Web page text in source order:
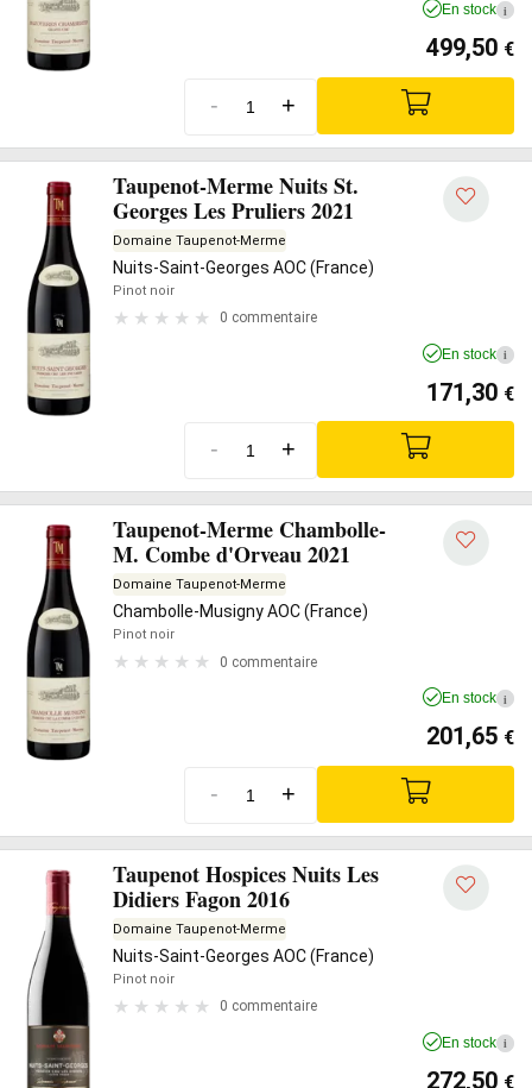
En stock i
499,50 €
- +
Taupenot-Merme Nuits St.
Georges Les Pruliers 2021
Domaine Taupenot-Merme
Nuits-Saint-Georges AOC (France)
Pinot noir
0 commentaire
En stock i
171,30 €
- +
Taupenot-Merme Chambolle-
M. Combe d'Orveau 2021
Domaine Taupenot-Merme
Chambolle-Musigny AOC (France)
Pinot noir
0 commentaire
En stock i
201,65 €
- +
Taupenot Hospices Nuits Les
Didiers Fagon 2016
Domaine Taupenot-Merme
Nuits-Saint-Georges AOC (France)
Pinot noir
0 commentaire
En stock i
272,50 €